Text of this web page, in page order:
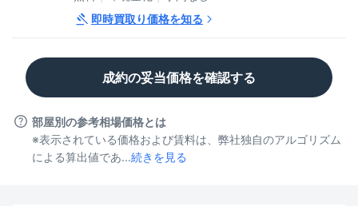
即時買取り価格を知る
成約の妥当価格を確認する
部屋別の参考相場価格とは
※表示されている価格および賃料は、弊社独自のアルゴリズム
による算出値であ...続きを見る